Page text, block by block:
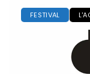
FESTIVAL